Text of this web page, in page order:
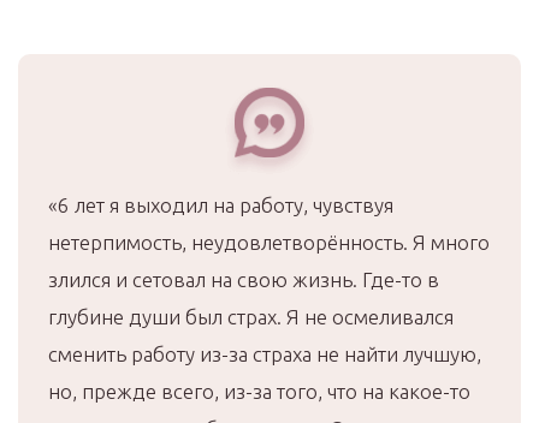
«6 лет я выходил на работу, чувствуя
нетерпимость, неудовлетворённость. Я много
злился и сетовал на свою жизнь. Где-то в
глубине души был страх. Я не осмеливался
сменить работу из-за страха не найти лучшую,
но, прежде всего, из-за того, что на какое-то